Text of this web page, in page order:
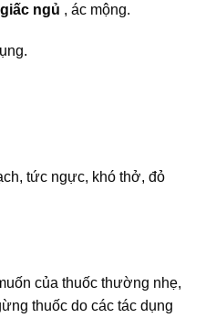
ngủ , ác mộng.
tức ngực, khó thở, đỏ
của thuốc thường nhẹ,
thuốc do các tác dụng